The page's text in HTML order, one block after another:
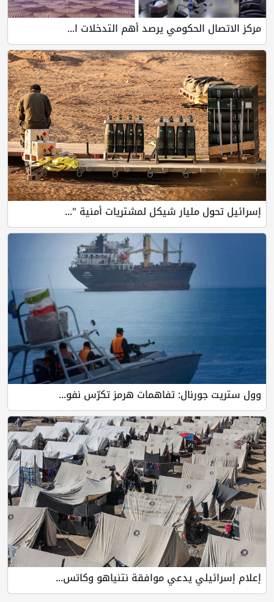
مركز الاتصال الحكومي يرصد أهم التدخلات ا...
إسرائيل تحول مليار شيكل لمشتريات أمنية "...
وول ستريت جورنال: تفاهمات هرمز تكرّس نفو...
إعلام إسرائيلي يدعي موافقة نتنياهو وكاتس...